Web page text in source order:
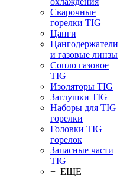
Сварочные
горелки TIG
Цанги
Цангодержатели
и газовые линзы
Сопло газовое
TIG
Изоляторы TIG
Заглушки TIG
Наборы для TIG
горелки
Головки TIG
горелок
Запасные части
TIG
+ ЕЩЕ